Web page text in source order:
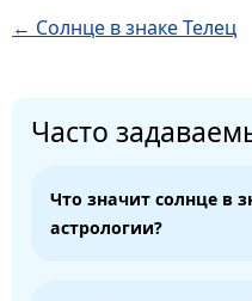
← Солнце в знаке Телец
Часто
Что значит солнце в
астрологии?